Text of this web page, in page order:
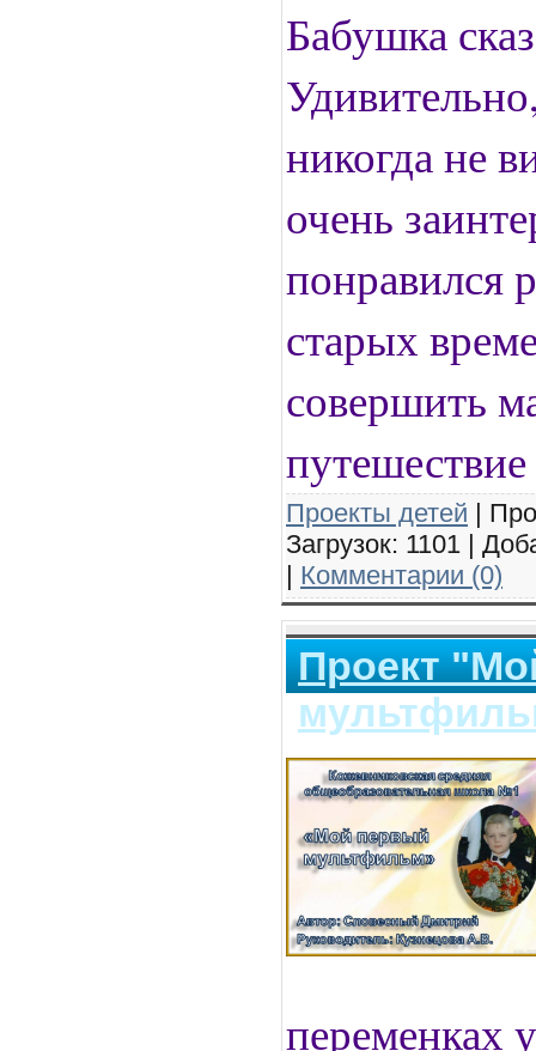
Бабушка
никогда не
очень
понравился
старых
совершить
Проекты детей |
Загрузок: 1101 |
| Комментарии (0)
Проект
переменках